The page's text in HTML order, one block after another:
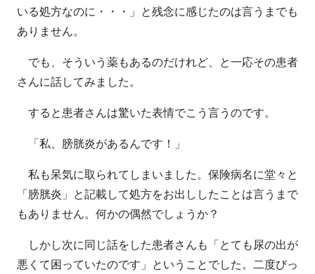
いる処方なのに・・・」と残念に感じたのは言うまでも
ありません。
でも、そういう薬もあるのだけれど、と一応その患者
さんに話してみました。
すると患者さんは驚いた表情でこう言うのです。
「私、膀胱炎があるんです！」
私も呆気に取られてしまいました。保険病名に堂々と
「膀胱炎」と記載して処方をお出ししたことは言うまで
もありません。何かの偶然でしょうか？
しかし次に同じ話をした患者さんも「とても尿の出が
悪くて困っていたのです」ということでした。二度びっ